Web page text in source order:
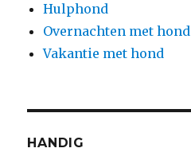
Hulphond
Overnachten met hond
Vakantie met hond
HANDIG